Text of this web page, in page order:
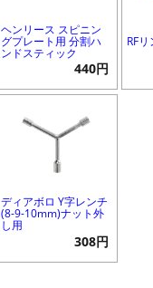
ヘンリース スピニン
グプレート用 分割ハ
ンドスティック
440円
RF
ディアボロ Y字レンチ
(8-9-10mm)ナット外
し用
308円